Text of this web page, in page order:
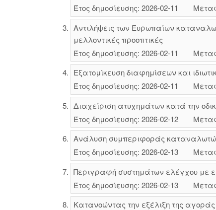
Έτος δημοσίευσης: 2026-02-11
Αντιλήψεις των Ευρωπαίων
μελλοντικές προοπτικές
Έτος δημοσίευσης: 2026-02-11
Εξατομίκευση διαφημίσεων και
Έτος δημοσίευσης: 2026-02-11
Διαχείριση ατυχημάτων κατά την
Έτος δημοσίευσης: 2026-02-12
Ανάλυση συμπεριφοράς καταναλωτών
Έτος δημοσίευσης: 2026-02-13
Περιγραφή συστημάτων ελέγχου με
Έτος δημοσίευσης: 2026-02-13
Κατανοώντας την εξέλιξη της αγοράς